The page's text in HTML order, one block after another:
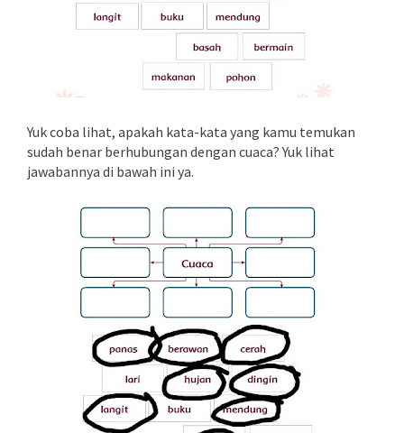
Yuk coba lihat, apakah kata-kata yang kamu temukan
sudah benar berhubungan dengan cuaca? Yuk lihat
jawabannya di bawah ini ya.